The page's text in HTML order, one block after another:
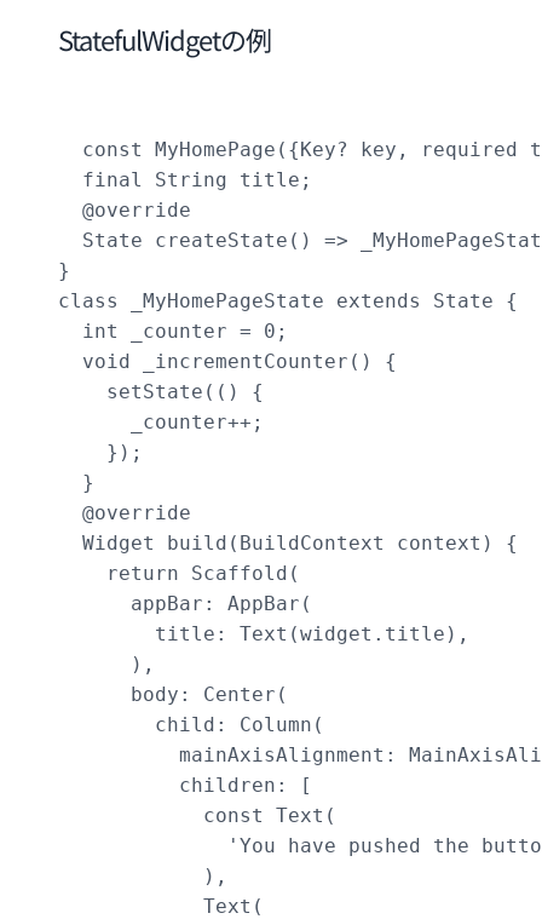
StatefulWidgetの例
const MyHomePage({Key? key, required
  final String title;
  @override
State createState() =>
}
class _MyHomePageState extends State {
  int _counter = 0;
  void _incrementCounter() {
    setState(() {
      _counter++;
    });
  }
  @override
  Widget build(BuildContext context) {
    return Scaffold(
      appBar: AppBar(
        title: Text(widget.title),
      ),
      body: Center(
        child: Column(
mainAxisAlignment:
          children: [
            const Text(
'You have pushed the
            ),
            Text(